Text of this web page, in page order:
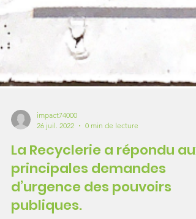
impact74000
26 juil. 2022
0 min de lecture
La Recyclerie a répondu aux
principales demandes